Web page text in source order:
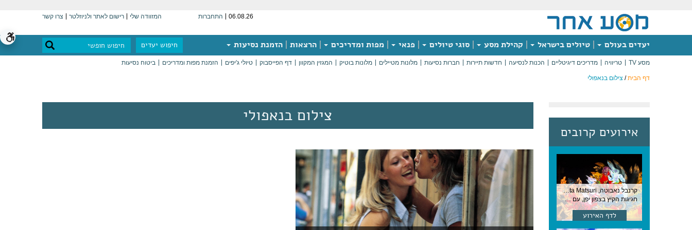
06.08.26 התחברות המזוודה שלי רישום לאתר ולניוזלטר צרו קשר
יעדים בעולם טיולים בישראל קהילת מסע סוגי טיולים פנאי מפות ומדריכים הרצאות הזמנת נסיעות חיפוש יעדים
מסע TV טריוויה מדריכים דיגיטליים הכנות לנסיעה חדשות תיירות חברות נסיעות מלונות מטיילים מלונות בוטיק המגזין המקוון דף הפייסבוק טיולי ג'יפים הזמנת מפות ומדריכים ביטוח נסיעות
דף הבית/ צילום בנאפולי
אירועים קרובים
קרנבל נאבוטה, Nebuta Matsuri ,יפן
חגיגות הקיץ בצפון יפן, עם תהלוכות ענק, ריקודים וזיקוקים. 6-2 באוגוסט, יפן
לדף האירוע
צילום בנאפולי